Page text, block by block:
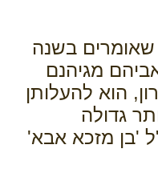
בשנה
מגיהנם
הוא להעלותן
גדולה
'בן מזכא אבא'